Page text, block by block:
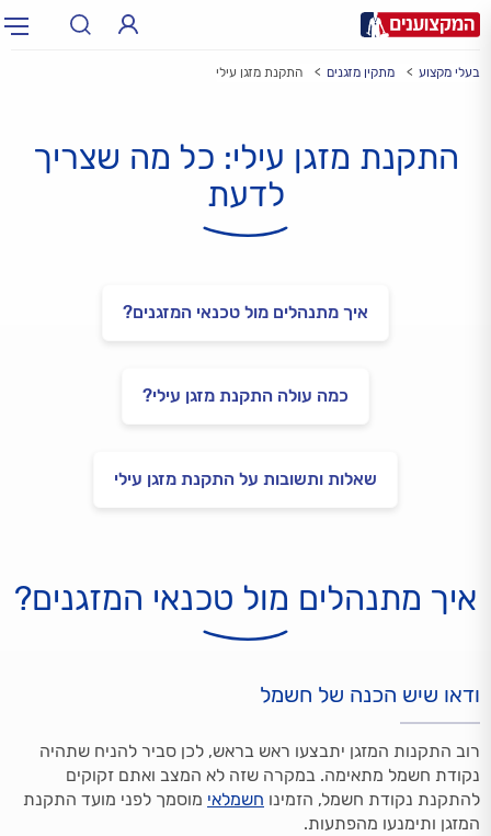
עירעיר: תל אביב, חיפה…
בעלי מקצוע מתקין מזגנים התקנת מזגן עילי
התקנת מזגן עילי: כל מה שצריך
לדעת
איך מתנהלים מול טכנאי המזגנים?
כמה עולה התקנת מזגן עילי?
שאלות ותשובות על התקנת מזגן עילי
איך מתנהלים מול טכנאי המזגנים?
ודאו שיש הכנה של חשמל
רוב התקנות המזגן יתבצעו ראש בראש, לכן סביר להניח שתהיה
נקודת חשמל מתאימה. במקרה שזה לא המצב ואתם זקוקים
להתקנת נקודת חשמל, הזמינו חשמלאי מוסמך לפני מועד התקנת
המזגן ותימנעו מהפתעות.